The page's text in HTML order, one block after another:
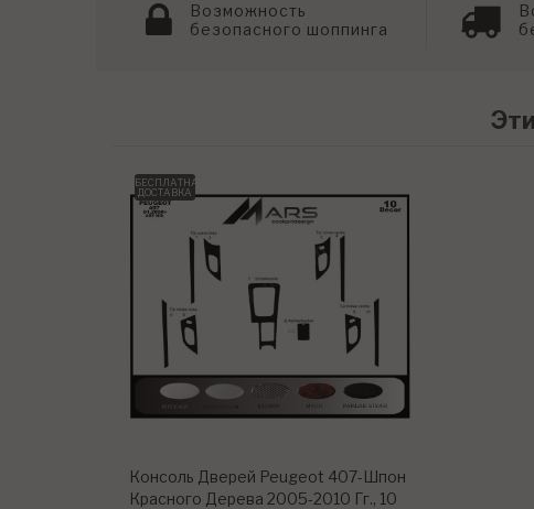
Возможность
безопасного шоппинга
БЕСПЛАТНАЯ
ДОСТАВКА
Консоль Дверей Peugeot 407-Шпон
Красного Дерева 2005-2010 Гг., 10